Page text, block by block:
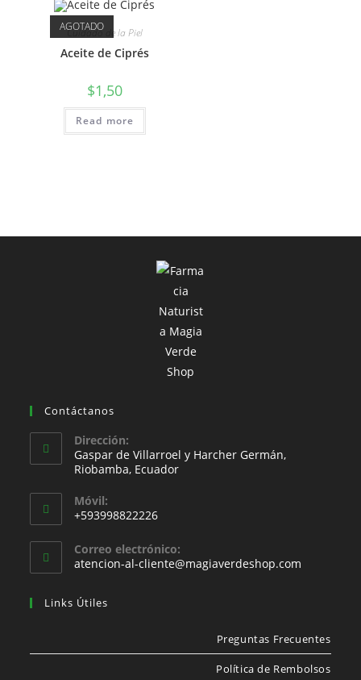
AGOTADO
Cuidado de la Piel
Aceite de Ciprés
$1,50
Read more
Contáctanos
Dirección:
Gaspar de Villarroel y Harcher Germán,
Riobamba, Ecuador
Móvil:
+593998822226
Correo electrónico:
atencion-al-cliente@magiaverdeshop.com
Links Útiles
Preguntas Frecuentes
Política de Rembolsos